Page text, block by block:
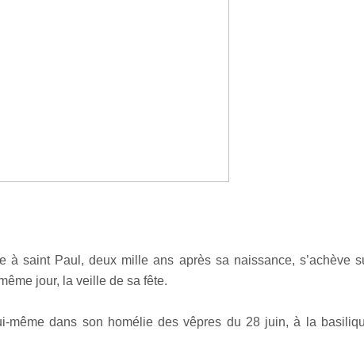
à saint Paul, deux mille ans après sa naissance, s’achève
jour, la veille de sa fête.
même dans son homélie des vêpres du 28 juin, à la